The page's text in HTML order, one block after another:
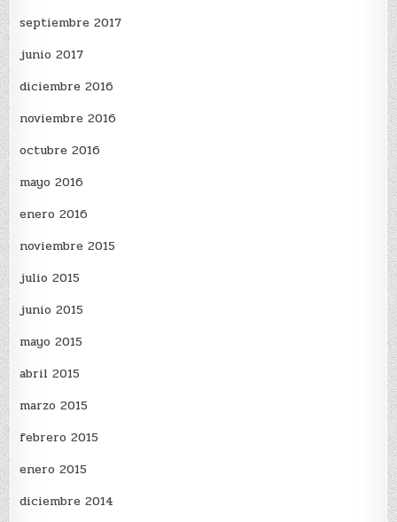
septiembre 2017
junio 2017
diciembre 2016
noviembre 2016
octubre 2016
mayo 2016
enero 2016
noviembre 2015
julio 2015
junio 2015
mayo 2015
abril 2015
marzo 2015
febrero 2015
enero 2015
diciembre 2014